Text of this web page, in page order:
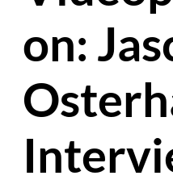
on: